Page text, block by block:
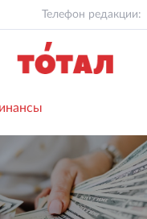
Телефон редакции: